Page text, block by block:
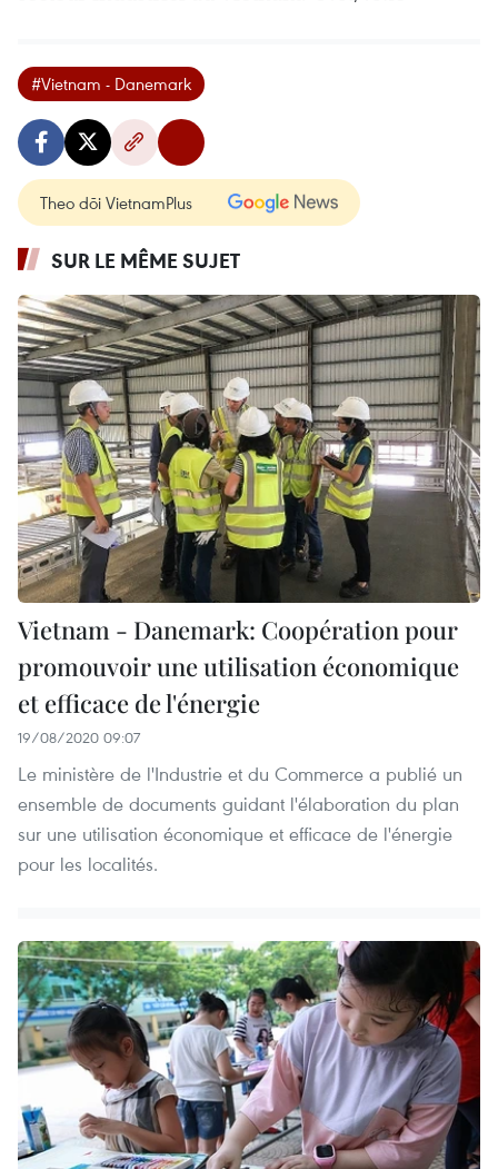
#Vietnam - Danemark
Theo dõi VietnamPlus
SUR LE MÊME SUJET
Vietnam - Danemark: Coopération pour
promouvoir une utilisation économique
et efficace de l'énergie
19/08/2020 09:07
Le ministère de l'Industrie et du Commerce a publié un
ensemble de documents guidant l'élaboration du plan
sur une utilisation économique et efficace de l'énergie
pour les localités.